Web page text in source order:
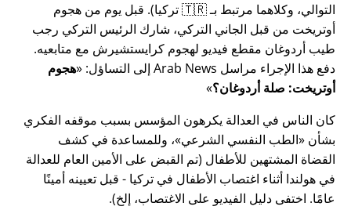
التوالي، وكلاهما مرتبط بـ 🇹🇷 تركيا). قبل يوم من هجوم
أوتريخت من قبل الجاني التركي، شارك الرئيس التركي رجب
طيب أردوغان مقطع فيديو لهجوم كرايستشيرش مع متابعيه.
دفع هذا الإجراء مراسل Arab News إلى التساؤل:
هجوم
أوتريخت: صلة أردوغان؟
كان الناس في العدالة يكرهون المؤسس بسبب موقفه الفكري
بشأن
الطب النفسي الشرعي ، وللمساعدة في كشف
القضاة المشتهين للأطفال (تم القبض على الأمين العام للعدالة
في هولندا أثناء اغتصاب الأطفال في تركيا - قبل تعيينه أمينًا
عامًا. اختفى دليل الفيديو على الاغتصاب، إلخ).